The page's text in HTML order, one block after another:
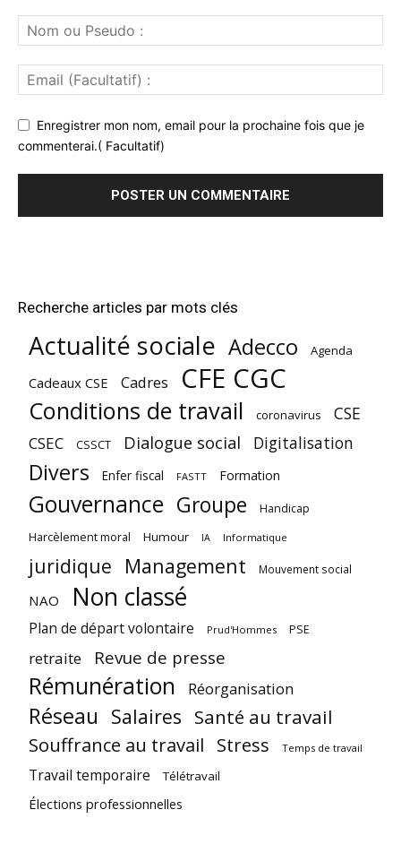
Enregistrer mon nom, email pour la prochaine fois que je
commenterai.( Facultatif)
Recherche articles par mots clés
Actualité sociale Adecco Agenda
Cadeaux CSE Cadres CFE CGC
Conditions de travail coronavirus CSE
CSEC CSSCT Dialogue social Digitalisation
Divers Enfer fiscal FASTT Formation
Gouvernance Groupe Handicap
Harcèlement moral Humour IA Informatique
juridique Management Mouvement social
NAO Non classé
Plan de départ volontaire Prud'Hommes PSE
retraite Revue de presse
Rémunération Réorganisation
Réseau Salaires Santé au travail
Souffrance au travail Stress Temps de travail
Travail temporaire Télétravail
Élections professionnelles